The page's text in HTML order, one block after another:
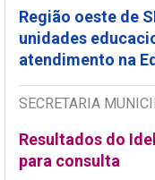
Região oeste de
unidades
atendimento na
SECRETARIA
Resultados do
para consulta